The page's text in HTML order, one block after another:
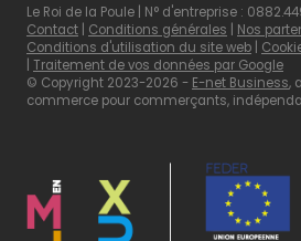
Le Roi de la Poule | N° d'entreprise :
Contact
Conditions générales
Nos
Conditions d'utilisation du site web
Traitement de vos données par Google
© Copyright 2023-2026 - E-net Business,
commerce pour commerçants,